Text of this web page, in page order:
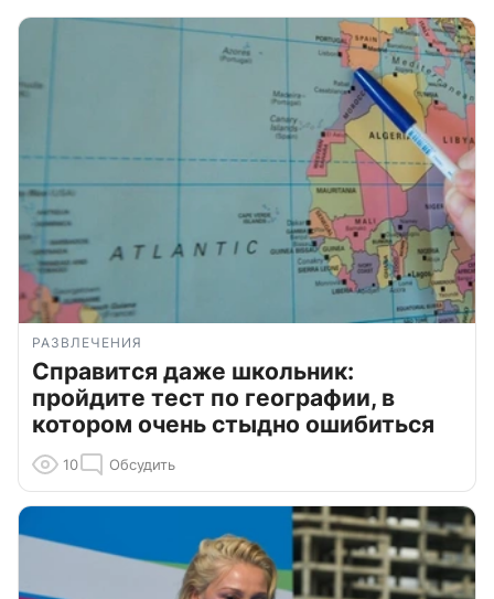
РАЗВЛЕЧЕНИЯ
Справится даже школьник:
пройдите тест по географии, в
котором очень стыдно ошибиться
10 Обсудить